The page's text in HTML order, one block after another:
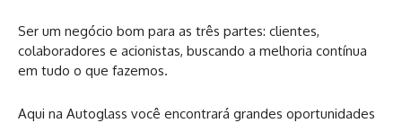
Ser um negócio bom para as três partes: clientes,
colaboradores e acionistas, buscando a melhoria contínua
em tudo o que fazemos.
Aqui na Autoglass você encontrará grandes oportunidades